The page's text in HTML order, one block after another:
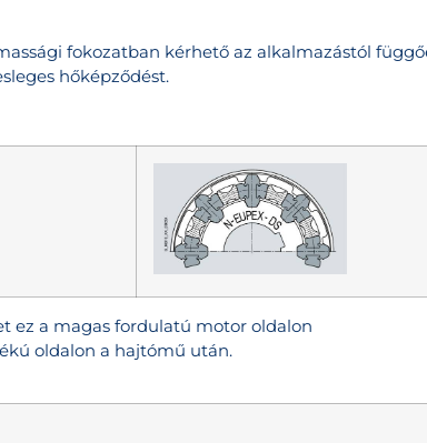
fokozatban kérhető az alkalmazástól
hőképződést.
ez a magas fordulatú motor oldalon
oldalon a hajtómű után.